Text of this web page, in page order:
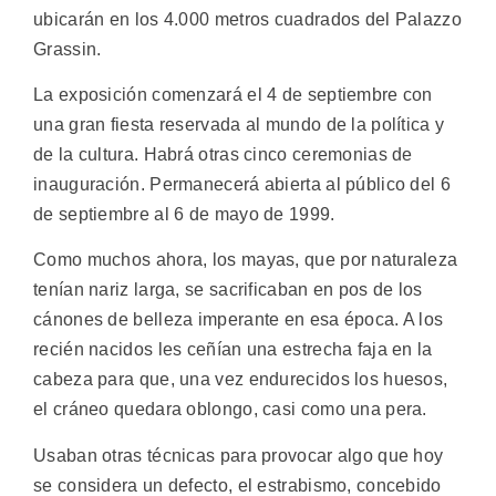
ubicarán en los 4.000 metros cuadrados del Palazzo
Grassin.
La exposición comenzará el 4 de septiembre con
una gran fiesta reservada al mundo de la política y
de la cultura. Habrá otras cinco ceremonias de
inauguración. Permanecerá abierta al público del 6
de septiembre al 6 de mayo de 1999.
Como muchos ahora, los mayas, que por naturaleza
tenían nariz larga, se sacrificaban en pos de los
cánones de belleza imperante en esa época. A los
recién nacidos les ceñían una estrecha faja en la
cabeza para que, una vez endurecidos los huesos,
el cráneo quedara oblongo, casi como una pera.
Usaban otras técnicas para provocar algo que hoy
se considera un defecto, el estrabismo, concebido